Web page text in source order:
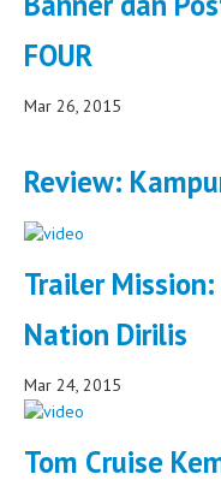
FOUR
Mar 26, 2015
Review:
Trailer
Nation Dirilis
Mar 24, 2015
Tom Cruise